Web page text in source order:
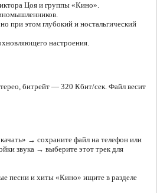
Цоя и группы «Кино».
при этом глубокий и ностальгический
настроения.
битрейт — 320 Кбит/сек. Файл весит
→ сохраните файл на телефон или
звука → выберите этот трек для
песни и хиты «Кино» ищите в разделе